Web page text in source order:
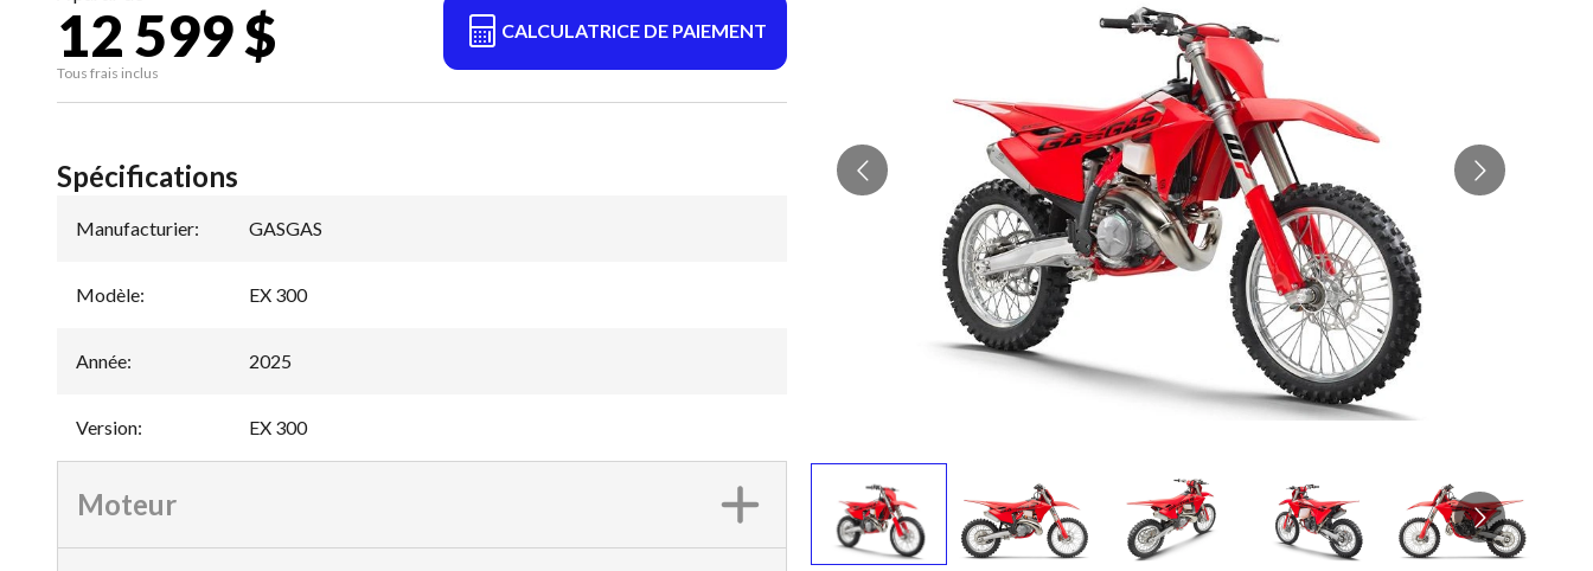
12 599 $
Tous frais inclus
CALCULATRICE DE PAIEMENT
Spécifications
Manufacturier: GASGAS
Modèle: EX 300
Année: 2025
Version: EX 300
Moteur